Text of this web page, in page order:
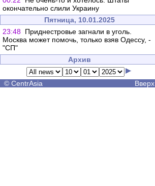
окончательно слили Украину
Пятница, 10.01.2025
23:48 Приднестровье загнали в уголь.
Москва может помочь, только взяв Одессу, -
"СП"
Архив
© CentrAsia Вверх